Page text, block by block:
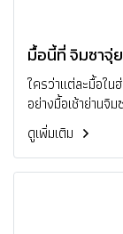
ใครว่าแต่ละมื้อใน
อย่างมื้อเช้าย่านจิ
ดูเพิ่มเติม